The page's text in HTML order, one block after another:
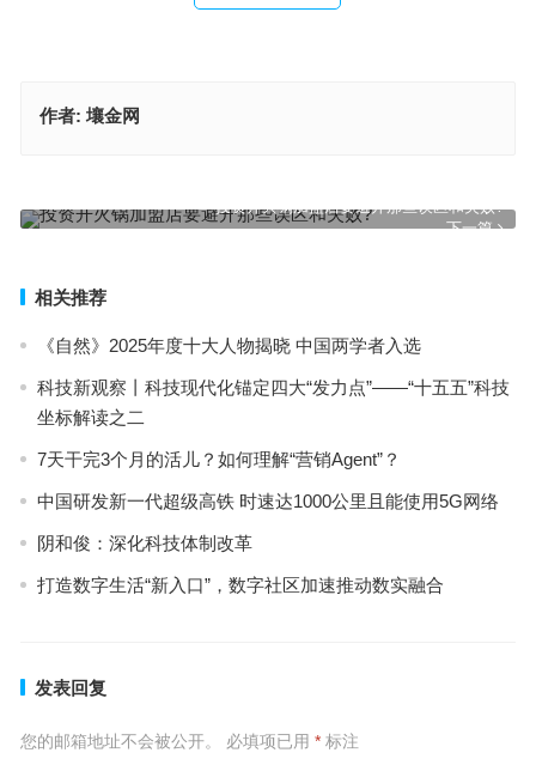
作者: 壤金网
下一篇
投资开火锅加盟店要避开那些误区和失败?
相关推荐
《自然》2025年度十大人物揭晓 中国两学者入选
科技新观察丨科技现代化锚定四大“发力点”——“十五五”科技
坐标解读之二
7天干完3个月的活儿？如何理解“营销Agent”？
中国研发新一代超级高铁 时速达1000公里且能使用5G网络
阴和俊：深化科技体制改革
打造数字生活“新入口”，数字社区加速推动数实融合
发表回复
您的邮箱地址不会被公开。 必填项已用 *标注